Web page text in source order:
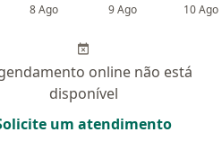
8 Ago 9 Ago 10 Ago
online não está
disponível
um atendimento